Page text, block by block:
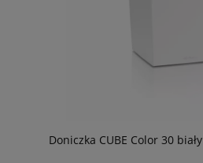
Doniczka CUBE Color 30 biały